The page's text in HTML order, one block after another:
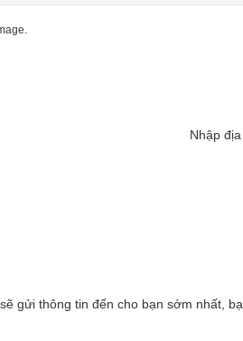
Nhập
gửi thông tin đến cho bạn sớm nhất,